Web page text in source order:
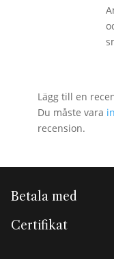
Lägg till en
Du måste vara
recension.
Betala med
Certifikat